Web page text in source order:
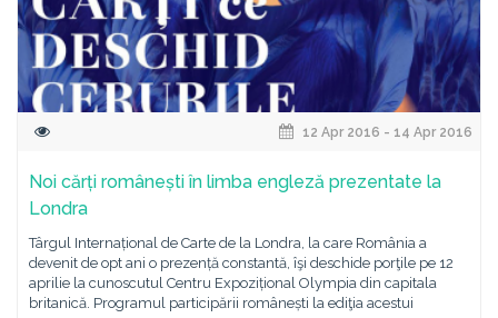
12 Apr 2016 - 14 Apr 2016
Noi cărți românești în limba engleză prezentate la
Londra
Târgul Internațional de Carte de la Londra, la care România a
devenit de opt ani o prezență constantă, îşi deschide porţile pe 12
aprilie la cunoscutul Centru Expozițional Olympia din capitala
britanică. Programul participării românești la ediţia acestui